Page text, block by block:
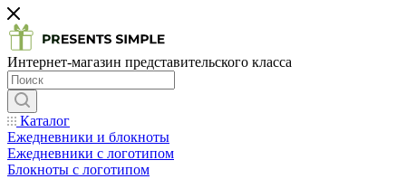
Интернет-магазин представительского класса
Каталог
Ежедневники и блокноты
Ежедневники с логотипом
Блокноты с логотипом